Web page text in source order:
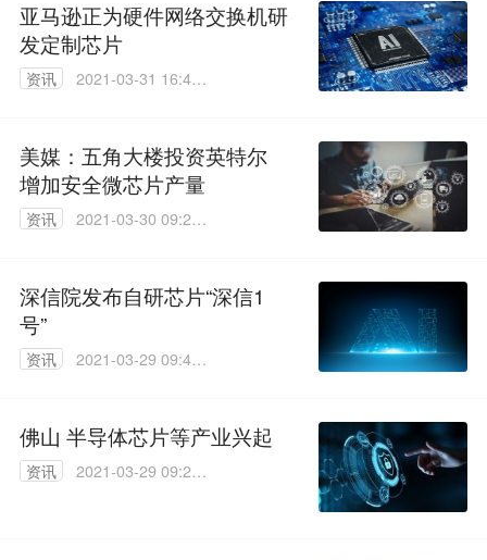
亚马逊正为硬件网络交换机研
发定制芯片
资讯
2021-03-31 16:40:
美媒：五角大楼投资英特尔
增加安全微芯片产量
资讯
2021-03-30 09:20:
深信院发布自研芯片“深信1
号”
资讯
2021-03-29 09:49:
佛山 半导体芯片等产业兴起
资讯
2021-03-29 09:26: